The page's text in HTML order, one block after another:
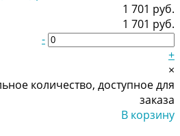
1 701 руб.
1 701 руб.
-
+
×
количество, доступное для
заказа
В корзину